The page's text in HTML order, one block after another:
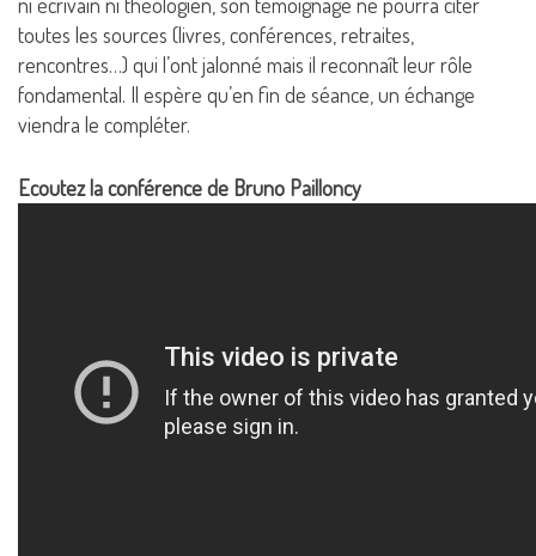
toutes les sources (livres, conférences, retraites,
rencontres…) qui l’ont jalonné mais il reconnaît leur rôle
fondamental. Il espère qu’en fin de séance, un échange
viendra le compléter.
Ecoutez la conférence de Bruno Pailloncy